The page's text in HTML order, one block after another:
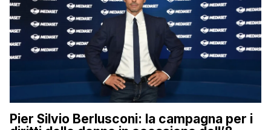
Pier Silvio Berlusconi: la campagna per i